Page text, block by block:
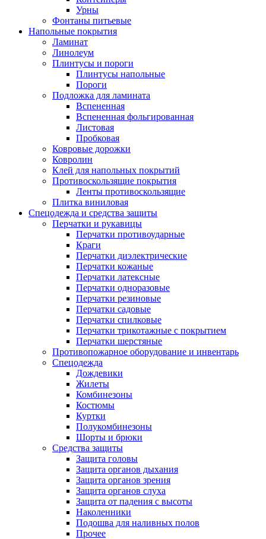
Урны
Фонтаны питьевые
Напольные покрытия
Ламинат
Линолеум
Плинтусы и пороги
Плинтусы напольные
Пороги
Подложка для ламината
Вспененная
Вспененная фольгированная
Листовая
Пробковая
Ковровые дорожки
Ковролин
Клей для напольных покрытий
Противоскользящие покрытия
Ленты противоскользящие
Плитка виниловая
Спецодежда и средства защиты
Перчатки и рукавицы
Перчатки противоударные
Краги
Перчатки диэлектрические
Перчатки кожаные
Перчатки латексные
Перчатки одноразовые
Перчатки резиновые
Перчатки садовые
Перчатки спилковые
Перчатки трикотажные с покрытием
Перчатки шерстяные
Противопожарное оборудование и инвентарь
Спецодежда
Дождевики
Жилеты
Комбинезоны
Костюмы
Куртки
Полукомбинезоны
Шорты и брюки
Средства защиты
Защита головы
Защита органов дыхания
Защита органов зрения
Защита органов слуха
Защита от падения с высоты
Наколенники
Подошва для наливных полов
Прочее